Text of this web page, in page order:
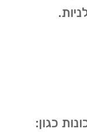
כגון: